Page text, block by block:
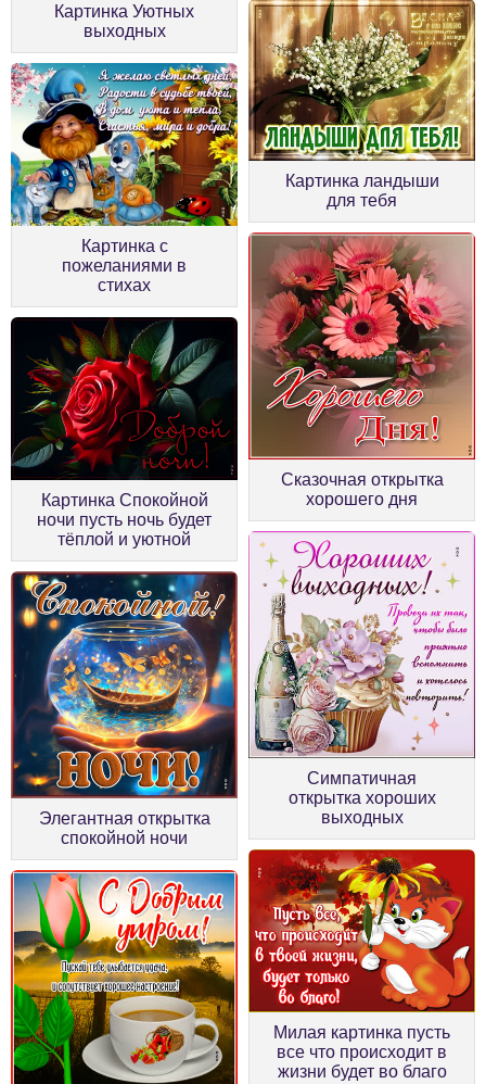
Картинка Уютных
выходных
Картинка с
пожеланиями в
стихах
Картинка ландыши
для тебя
Картинка Спокойной
ночи пусть ночь будет
тёплой и уютной
Сказочная открытка
хорошего дня
Элегантная открытка
спокойной ночи
Симпатичная
открытка хороших
выходных
Милая картинка пусть
все что происходит в
жизни будет во благо